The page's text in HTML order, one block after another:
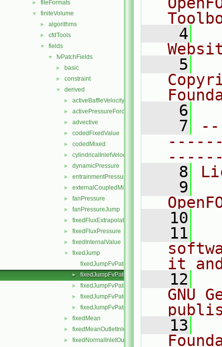
► fileFormats
▼ finiteVolume
► algorithms
► cfdTools
▼ fields
▼ fvPatchFields
► basic
► constraint
▼ derived
► activeBaffleVelocity
► activePressureForceBaffleVelocity
► advective
► codedFixedValue
► codedMixed
► cylindricalInletVelocity
► dynamicPressure
► entrainmentPressure
► externalCoupledMixed
► fanPressure
► fanPressureJump
► fixedFluxExtrapolatedPressure
► fixedFluxPressure
► fixedInternalValue
▼
fixedJump
fixedJumpFvPatchField.C
► fixedJumpFvPatchField.H
► fixedJumpFvPatchFields.C
► fixedJumpFvPatchFields.H
► fixedJumpFvPatchFieldsFwd.H
► fixedMean
► fixedMeanOutletInlet
► fixedNormalInletOutletVelocity
    4
    5
    6
    7
    8
    9
   10
   11
it
   12
GNU
   13